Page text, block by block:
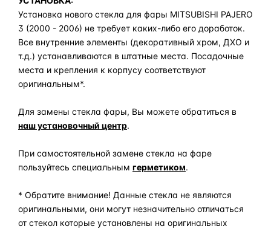
Установка нового стекла для фары MITSUBISHI PAJERO
3 (2000 - 2006) не требует каких-либо его доработок.
Все внутренние элементы (декоративный хром, ДХО и
т.д.) устанавливаются в штатные места. Посадочные
места и крепления к корпусу соответствуют
оригинальным*.
Для замены стекла фары, Вы можете обратиться в
наш установочный центр.
При самостоятельной замене стекла на фаре
пользуйтесь специальным герметиком.
* Обратите внимание! Данные стекла не являются
оригинальными, они могут незначительно отличаться
от стекол которые установлены на оригинальных